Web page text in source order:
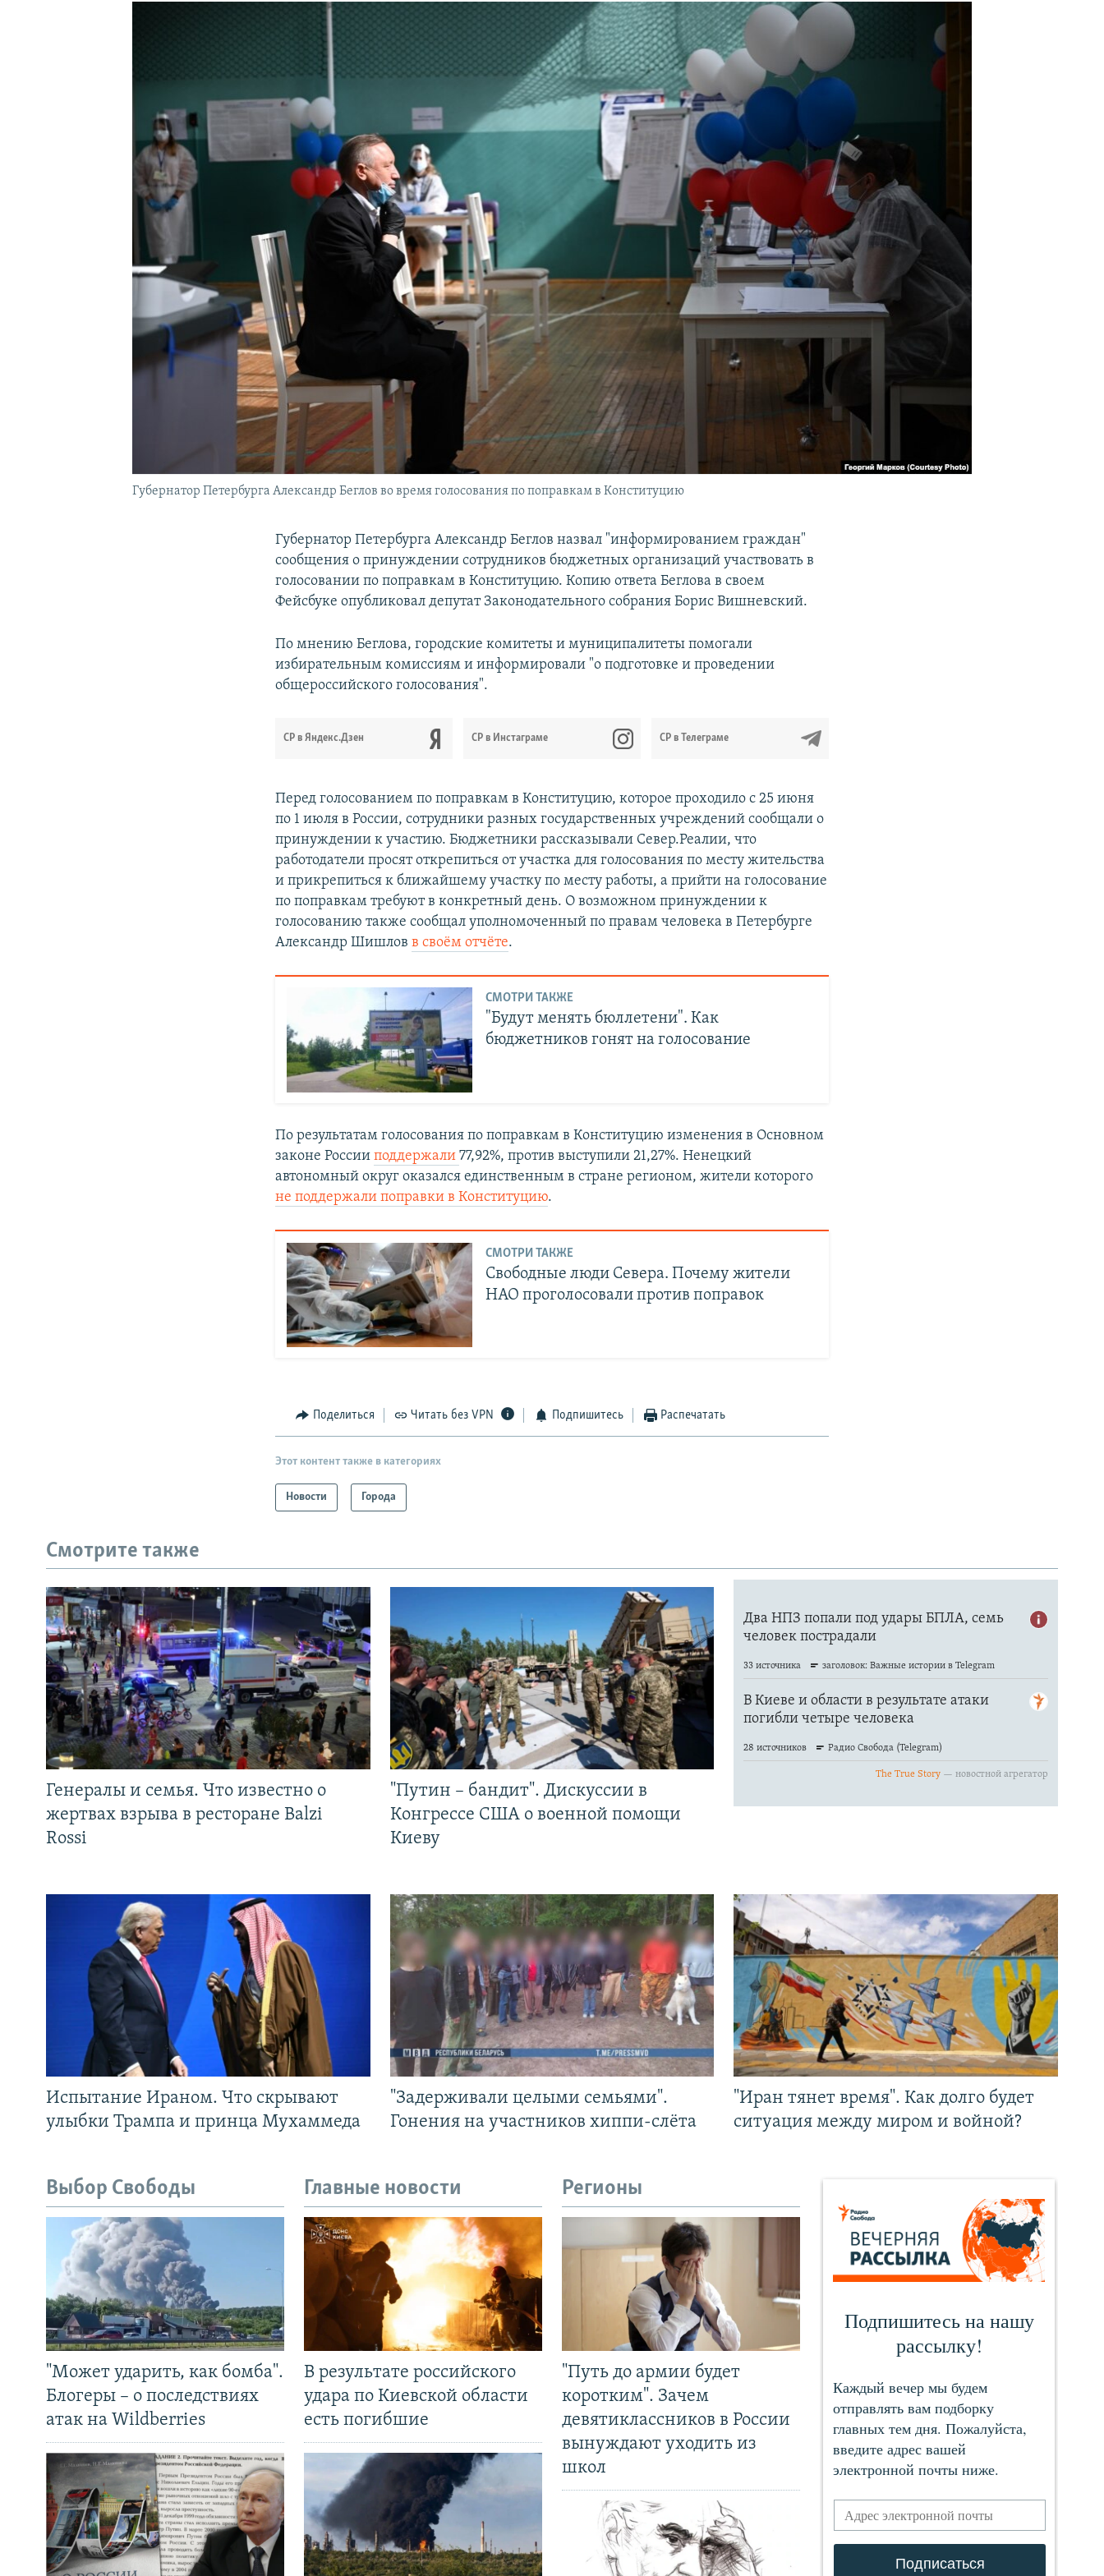
Губернатор Петербурга Александр Беглов во время голосования по поправкам в Конституцию
Губернатор Петербурга Александр Беглов назвал "информированием граждан"
сообщения о принуждении сотрудников бюджетных организаций участвовать в
голосовании по поправкам в Конституцию. Копию ответа Беглова в своем
Фейсбуке опубликовал депутат Законодательного собрания Борис Вишневский.
По мнению Беглова, городские комитеты и муниципалитеты помогали
избирательным комиссиям и информировали "о подготовке и проведении
общероссийского голосования".
СР в Яндекс.Дзен CР в Инстаграме СР в Телеграме
Перед голосованием по поправкам в Конституцию, которое проходило с 25 июня
по 1 июля в России, сотрудники разных государственных учреждений сообщали о
принуждении к участию. Бюджетники рассказывали Север.Реалии, что
работодатели просят открепиться от участка для голосования по месту жительства
и прикрепиться к ближайшему участку по месту работы, а прийти на голосование
по поправкам требуют в конкретный день. О возможном принуждении к
голосованию также сообщал уполномоченный по правам человека в Петербурге
Александр Шишловв своём отчёте.
СМОТРИ ТАКЖЕ
"Будут менять бюллетени". Как
бюджетников гонят на голосование
По результатам голосования по поправкам в Конституцию изменения в Основном
законе Россииподдержали77,92%, против выступили 21,27%. Ненецкий
автономный округ оказался единственным в стране регионом, жители которого
не поддержали поправки в Конституцию.
СМОТРИ ТАКЖЕ
Свободные люди Севера. Почему жители
НАО проголосовали против поправок
Поделиться Читать без VPN Подпишитесь Распечатать
Этот контент также в категориях
Новости Города
Смотрите также
Генералы и семья. Что известно о
жертвах взрыва в ресторане Balzi
Rossi
"Путин – бандит". Дискуссии в
Конгрессе США о военной помощи
Киеву
Испытание Ираном. Что скрывают
улыбки Трампа и принца Мухаммеда
"Задерживали целыми семьями".
Гонения на участников хиппи-слёта
"Иран тянет время". Как долго будет
ситуация между миром и войной?
Выбор Свободы
"Может ударить, как бомба".
Блогеры – о последствиях
атак на Wildberries
Главные новости
В результате российского
удара по Киевской области
есть погибшие
Регионы
"Путь до армии будет
коротким". Зачем
девятиклассников в России
вынуждают уходить из
школ